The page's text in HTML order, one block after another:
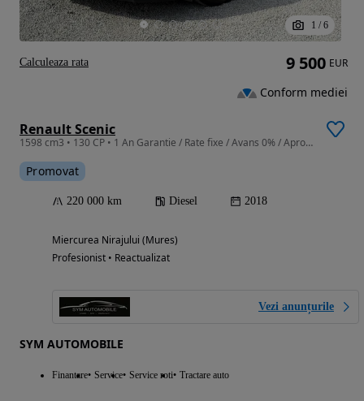
1 / 6
Renault Scenic
1598 cm3 • 130 CP • 1 An Garantie / Rate fixe / Avans 0% / Aprobare pe loc / Doar cu Bulet
Promovat
220 000 km Diesel 2018
Miercurea Nirajului (Mures)
Profesionist • Reactualizat
Vezi anunțurile
SYM AUTOMOBILE
Finantare Service Service roti Tractare auto
9 500 EUR
Conform mediei
Calculeaza rata